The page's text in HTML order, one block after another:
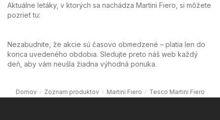
Aktuálne letáky, v ktorých sa nachádza Martini Fiero, si môžete
pozrieť tu:
Nezabudnite, že akcie sú časovo obmedzené – platia len do
konca uvedeného obdobia. Sledujte preto náš web každý
deň, aby vám neušla žiadna výhodná ponuka.
Domov Zoznam produktov Martini Fiero Tesco Martini Fiero